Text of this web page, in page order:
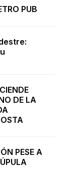
PUB
DE LA
PESE A